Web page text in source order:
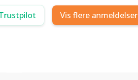
Vis flere anmeldelser